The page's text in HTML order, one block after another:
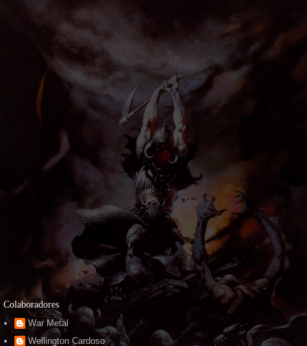
Colaboradores
War Metal
Wellington Cardoso